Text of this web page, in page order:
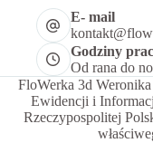
E- mail
Godziny
Od rana do
FloWerka 3d
Ewidencji i
Rzeczypospolitej